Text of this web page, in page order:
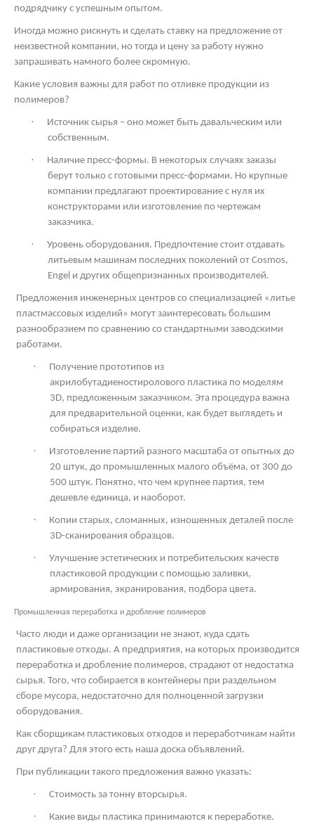
подрядчику с успешным опытом.
Иногда можно рискнуть и сделать ставку на предложение от
неизвестной компании, но тогда и цену за работу нужно
запрашивать намного более скромную.
Какие условия важны для работ по отливке продукции из
полимеров?
·
Источник сырья – оно может быть давальческим или
собственным.
·
Наличие пресс-формы. В некоторых случаях заказы
берут только с готовыми пресс-формами. Но крупные
компании предлагают проектирование с нуля их
конструкторами или изготовление по чертежам
заказчика.
·
Уровень оборудования. Предпочтение стоит отдавать
литьевым машинам последних поколений от Cosmos,
Engel и других общепризнанных производителей.
Предложения инженерных центров со специализацией «литье
пластмассовых изделий» могут заинтересовать большим
разнообразием по сравнению со стандартными заводскими
работами.
·
Получение прототипов из
акрилобутадиеностиролового пластика по моделям
3D, предложенным заказчиком. Эта процедура важна
для предварительной оценки, как будет выглядеть и
собираться изделие.
·
Изготовление партий разного масштаба от опытных до
20 штук, до промышленных малого объёма, от 300 до
500 штук. Понятно, что чем крупнее партия, тем
дешевле единица, и наоборот.
·
Копии старых, сломанных, изношенных деталей после
3D-сканирования образцов.
·
Улучшение эстетических и потребительских качеств
пластиковой продукции с помощью заливки,
армирования, экранирования, подбора цвета.
Промышленная переработка и дробление полимеров
Часто люди и даже организации не знают, куда сдать
пластиковые отходы. А предприятия, на которых производится
переработка и дробление полимеров, страдают от недостатка
сырья. Того, что собирается в контейнеры при раздельном
сборе мусора, недостаточно для полноценной загрузки
оборудования.
Как сборщикам пластиковых отходов и переработчикам найти
друг друга? Для этого есть наша доска объявлений.
При публикации такого предложения важно указать:
· Стоимость за тонну вторсырья.
· Какие виды пластика принимаются к переработке.